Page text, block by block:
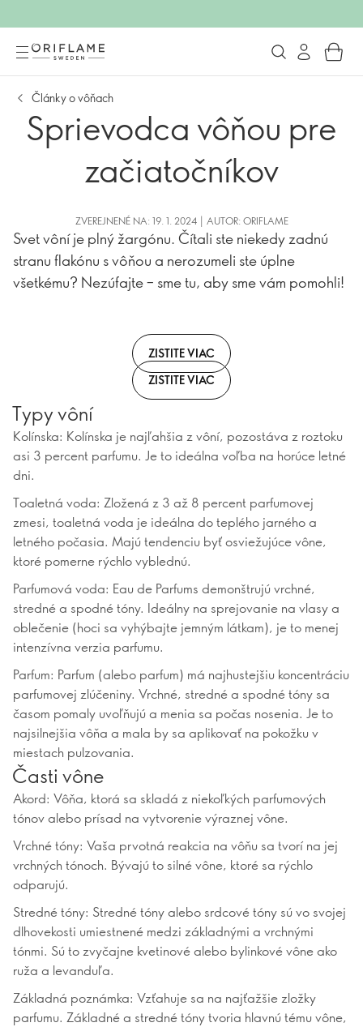
Články o vôňach
Sprievodca vôňou pre
začiatočníkov
ZVEREJNENÉ NA: 19. 1. 2024 | AUTOR: ORIFLAME
Svet vôní je plný žargónu. Čítali ste niekedy zadnú
stranu flakónu s vôňou a nerozumeli ste úplne
všetkému? Nezúfajte – sme tu, aby sme vám pomohli!
ZISTITE VIAC
ZISTITE VIAC
Typy vôní
Kolínska: Kolínska je najľahšia z vôní, pozostáva z roztoku
asi 3 percent parfumu. Je to ideálna voľba na horúce letné
dni.
Toaletná voda: Zložená z 3 až 8 percent parfumovej
zmesi, toaletná voda je ideálna do teplého jarného a
letného počasia. Majú tendenciu byť osviežujúce vône,
ktoré pomerne rýchlo vyblednú.
Parfumová voda: Eau de Parfums demonštrujú vrchné,
stredné a spodné tóny. Ideálny na sprejovanie na vlasy a
oblečenie (hoci sa vyhýbajte jemným látkam), je to menej
intenzívna verzia parfumu.
Parfum: Parfum (alebo parfum) má najhustejšiu koncentráciu
parfumovej zlúčeniny. Vrchné, stredné a spodné tóny sa
časom pomaly uvoľňujú a menia sa počas nosenia. Je to
najsilnejšia vôňa a mala by sa aplikovať na pokožku v
miestach pulzovania.
Časti vône
Akord: Vôňa, ktorá sa skladá z niekoľkých parfumových
tónov alebo prísad na vytvorenie výraznej vône.
Vrchné tóny: Vaša prvotná reakcia na vôňu sa tvorí na jej
vrchných tónoch. Bývajú to silné vône, ktoré sa rýchlo
odparujú.
Stredné tóny: Stredné tóny alebo srdcové tóny sú vo svojej
dlhovekosti umiestnené medzi základnými a vrchnými
tónmi. Sú to zvyčajne kvetinové alebo bylinkové vône ako
ruža a levanduľa.
Základná poznámka: Vzťahuje sa na najťažšie zložky
parfumu. Základné a stredné tóny tvoria hlavnú tému vône,